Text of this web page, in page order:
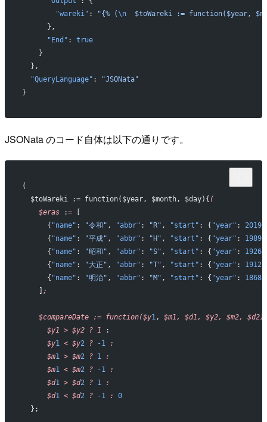
        "wareki"
: "{% (\n
$toWareki := function($year,
      },
      "End"
: true
    }
  },
  "QueryLanguage"
:
"JSONata"
}
JSONata のコード自体は以下の通りです。
(
  $toWareki := function($year, $month, $day){
(
    $eras
:= [
      {
"name" : "令和" , "abbr" : "R" , "start" : { "year" : 2019
      {
"name" : "平成" , "abbr" : "H" , "start" : { "year" : 1989
      {
"name" : "昭和" , "abbr" : "S" , "start" : { "year" : 1926
      {
"name" : "大正" , "abbr" : "T" , "start" : { "year" : 1912
      {
"name" : "明治" , "abbr" : "M" , "start" : { "year" : 1868
;
    $compareDate
:= function($y1, $m1, $d1, $y2, $m2, $d2)
      $y1
> $y2 ? 1 :
      $y
1 < $y2 ? -1 :
      $m
1 > $m2 ? 1 :
      $m
1 < $m2 ? -1 :
      $d
1 > $d2 ? 1 :
      $d
1 < $d2 ? -1 :
0
  };